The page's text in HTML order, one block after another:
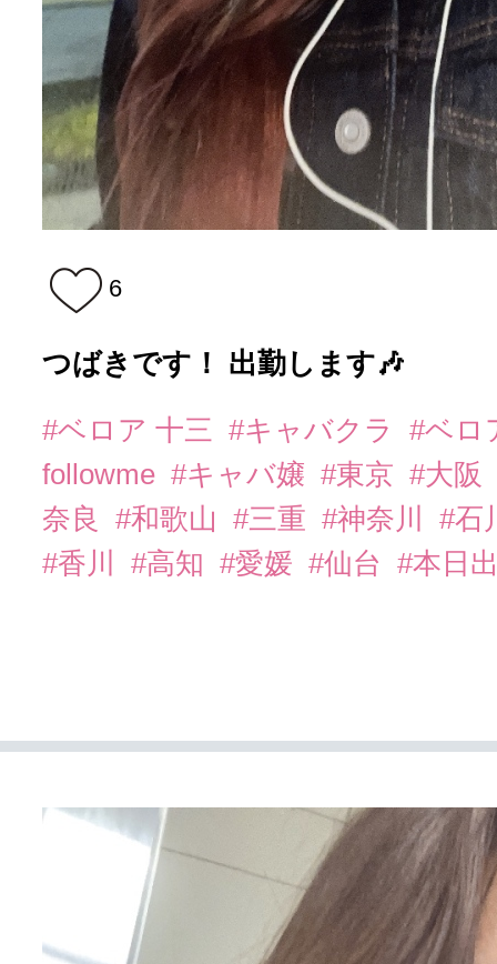
6
つばきです！ 出勤します🎶
#ベロア 十三 #キャバクラ
#ベロ
followme #キャバ嬢 #東京 #大阪
奈良
#和歌山 #三重 #神奈川
#石
#香川
#高知 #愛媛 #仙台 #本日